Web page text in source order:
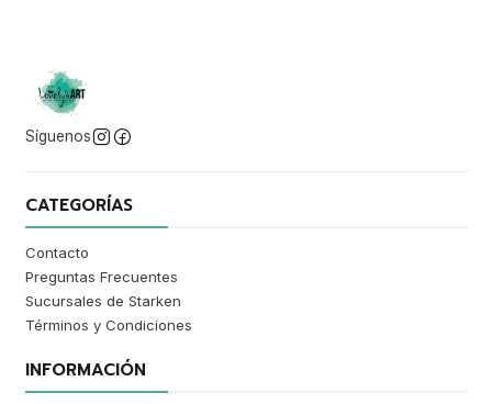
Síguenos
CATEGORÍAS
Contacto
Preguntas Frecuentes
Sucursales de Starken
Términos y Condiciones
INFORMACIÓN